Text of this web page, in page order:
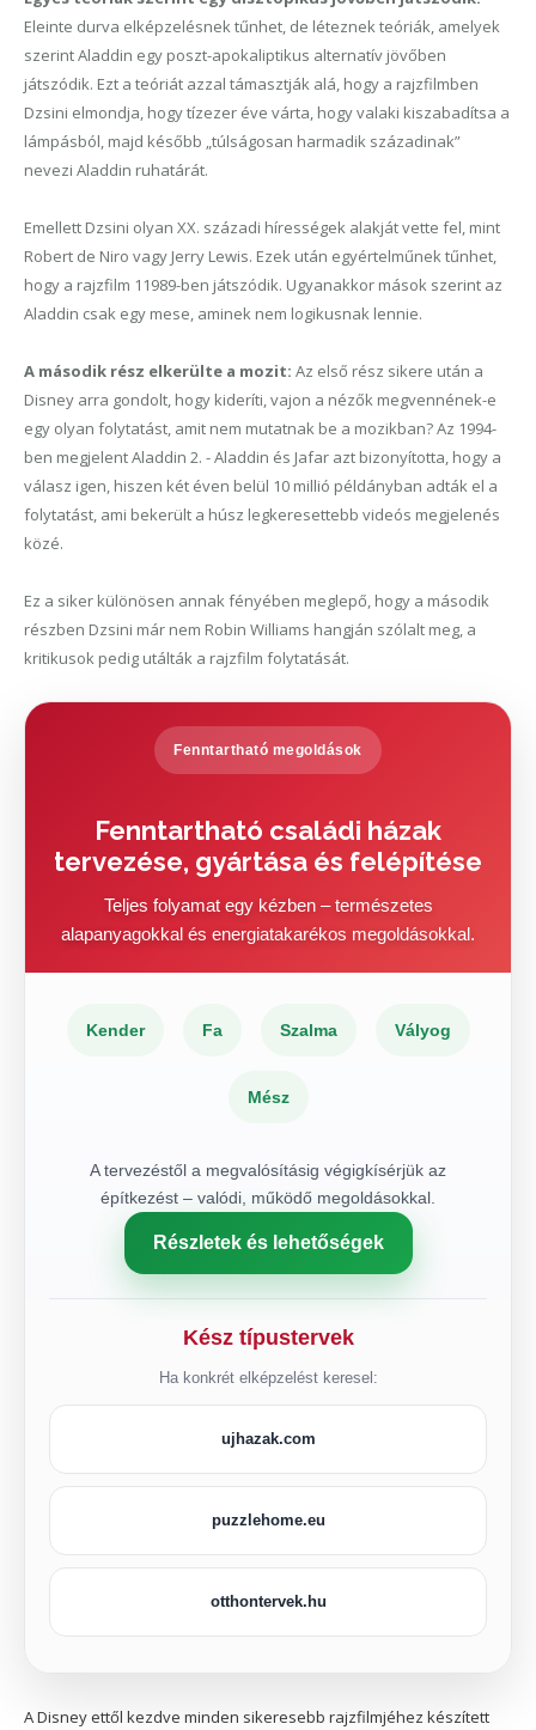
Eleinte durva elképzelésnek tűnhet, de léteznek teóriák, amelyek
szerint Aladdin egy poszt-apokaliptikus alternatív jövőben
játszódik. Ezt a teóriát azzal támasztják alá, hogy a rajzfilmben
Dzsini elmondja, hogy tízezer éve várta, hogy valaki kiszabadítsa a
lámpásból, majd később „túlságosan harmadik századinak”
nevezi Aladdin ruhatárát.
Emellett Dzsini olyan XX. századi hírességek alakját vette fel, mint
Robert de Niro vagy Jerry Lewis. Ezek után egyértelműnek tűnhet,
hogy a rajzfilm 11989-ben játszódik. Ugyanakkor mások szerint az
Aladdin csak egy mese, aminek nem logikusnak lennie.
A második rész elkerülte a mozit: Az első rész sikere után a
Disney arra gondolt, hogy kideríti, vajon a nézők megvennének-e
egy olyan folytatást, amit nem mutatnak be a mozikban? Az 1994-
ben megjelent Aladdin 2. - Aladdin és Jafar azt bizonyította, hogy a
válasz igen, hiszen két éven belül 10 millió példányban adták el a
folytatást, ami bekerült a húsz legkeresettebb videós megjelenés
közé.
Ez a siker különösen annak fényében meglepő, hogy a második
részben Dzsini már nem Robin Williams hangján szólalt meg, a
kritikusok pedig utálták a rajzfilm folytatását.
Fenntartható megoldások
Fenntartható családi házak
tervezése, gyártása és felépítése
Teljes folyamat egy kézben – természetes
alapanyagokkal és energiatakarékos megoldásokkal.
Kender Fa Szalma Vályog
Mész
A tervezéstől a megvalósításig végigkísérjük az
építkezést – valódi, működő megoldásokkal.
Részletek és lehetőségek
Kész típustervek
Ha konkrét elképzelést keresel:
ujhazak.com
puzzlehome.eu
otthontervek.hu
A Disney ettől kezdve minden sikeresebb rajzfilmjéhez készített